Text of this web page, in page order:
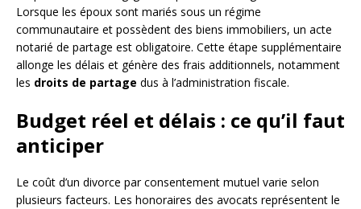
Lorsque les époux sont mariés sous un régime
communautaire et possèdent des biens immobiliers, un acte
notarié de partage est obligatoire. Cette étape supplémentaire
allonge les délais et génère des frais additionnels, notamment
les droits de partage dus à l’administration fiscale.
Budget réel et délais : ce qu’il faut
anticiper
Le coût d’un divorce par consentement mutuel varie selon
plusieurs facteurs. Les honoraires des avocats représentent le